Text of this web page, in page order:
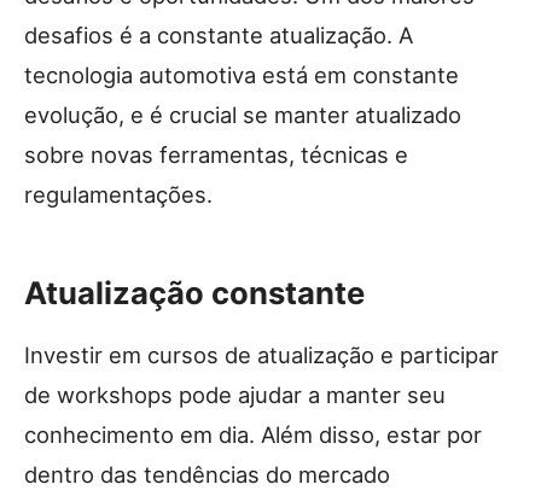
desafios é a constante atualização. A
tecnologia automotiva está em constante
evolução, e é crucial se manter atualizado
sobre novas ferramentas, técnicas e
regulamentações.
Atualização constante
Investir em cursos de atualização e participar
de workshops pode ajudar a manter seu
conhecimento em dia. Além disso, estar por
dentro das tendências do mercado